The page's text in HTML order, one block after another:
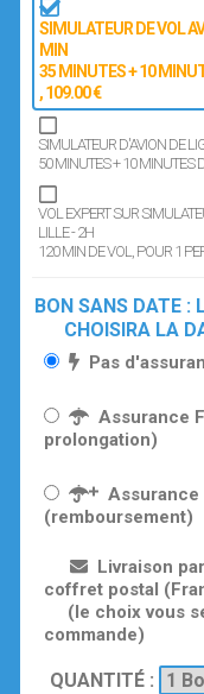
SIMULATEUR DE VOL
MIN
35 MINUTES + 10
, 109.00 €
SIMULATEUR D'AVION DE
50 MINUTES + 10 MINUTES
VOL EXPERT SUR
LILLE - 2H
120 MIN DE VOL, POUR 1
BON SANS DATE :
CHOISIRA LA
Pas
Assurance
prolongation)
Assurance
(remboursement)
Livraison
coffret postal
(le choix vous
commande)
QUANTITÉ :